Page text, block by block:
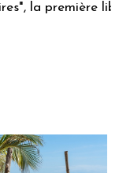
la première